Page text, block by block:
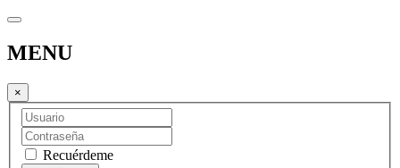
MENU
×
Recuérdeme